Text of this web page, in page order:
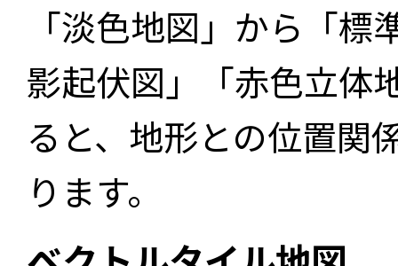
「淡色地図」から「
影起伏図」「赤色立体
ると、地形との位置関
ります。